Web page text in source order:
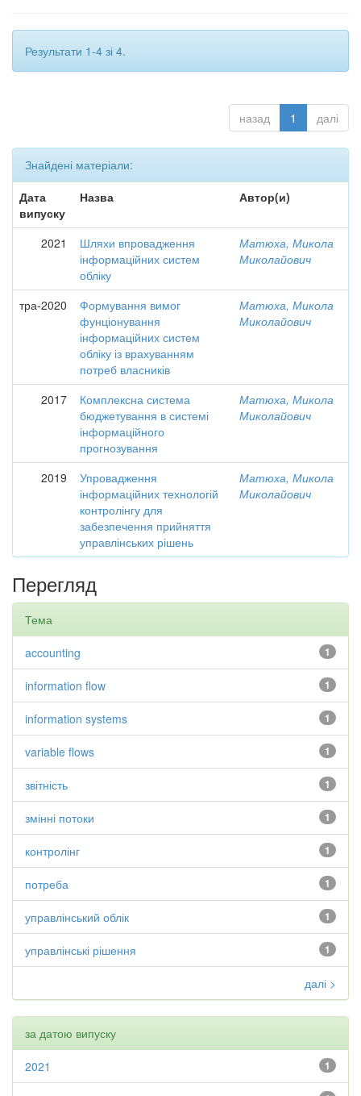
Результати 1-4 зі 4.
назад 1 далі
Знайдені матеріали:
Дата
випуску
Назва Автор(и)
2021
Шляхи впровадження
інформаційних систем
обліку
Матюха, Микола
Миколайович
тра-2020
Формування вимог
фунціонування
інформаційних систем
обліку із врахуванням
потреб власників
Матюха, Микола
Миколайович
2017
Комплексна система
бюджетування в системі
інформаційного
прогнозування
Матюха, Микола
Миколайович
2019
Упровадження
інформаційних технологій
контролінгу для
забезпечення прийняття
управлінських рішень
Матюха, Микола
Миколайович
Перегляд
Тема
1
accounting
1
information flow
1
information systems
1
variable flows
1
звітність
1
змінні потоки
1
контролінг
1
потреба
1
управлінський облік
1
управлінські рішення
далі >
за датою випуску
1
2021